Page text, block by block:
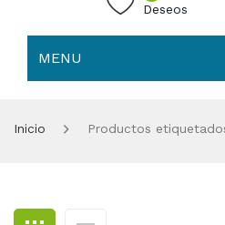
Deseos
MENU
BLOG
Inicio Productos